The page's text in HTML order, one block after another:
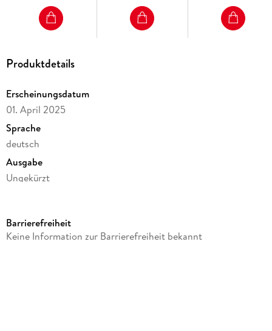
Produktdetails
Erscheinungsdatum
01. April 2025
Sprache
deutsch
Ausgabe
Ungekürzt
Laufzeit
Barrierefreiheit
Keine Information zur Barrierefreiheit bekannt